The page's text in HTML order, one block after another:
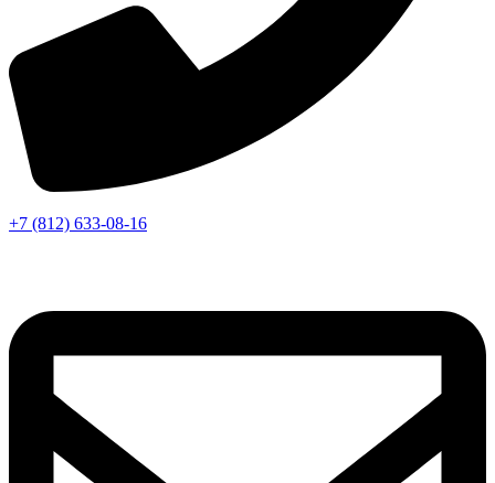
+7 (812) 633-08-16